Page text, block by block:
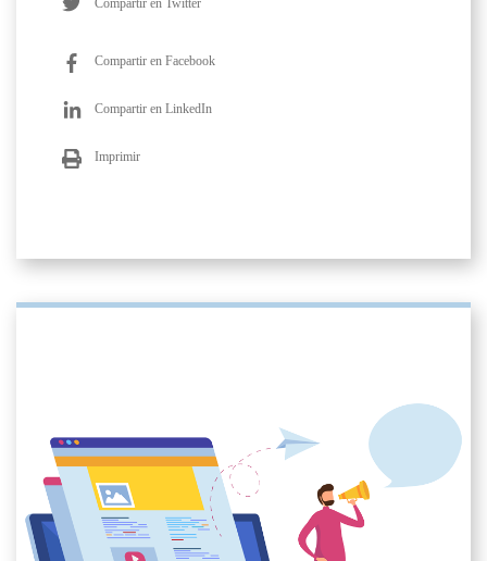
Compartir en Twitter
Compartir en Facebook
Compartir en LinkedIn
Imprimir